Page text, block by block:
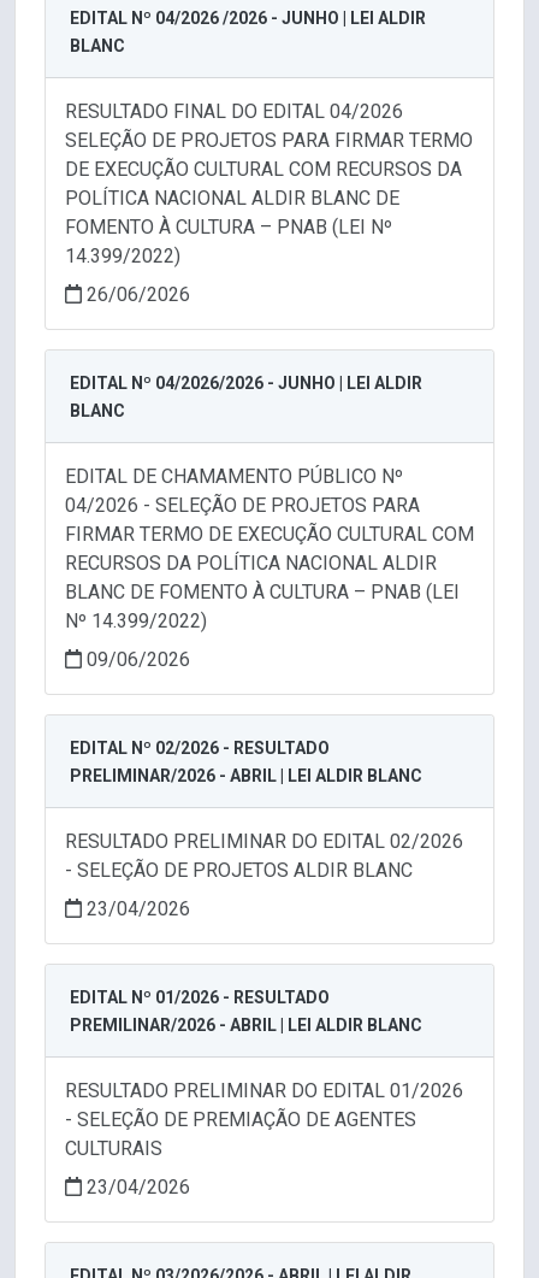
EDITAL Nº 04/2026 /2026 - JUNHO | LEI ALDIR
BLANC
RESULTADO FINAL DO EDITAL 04/2026
SELEÇÃO DE PROJETOS PARA FIRMAR TERMO
DE EXECUÇÃO CULTURAL COM RECURSOS DA
POLÍTICA NACIONAL ALDIR BLANC DE
FOMENTO À CULTURA – PNAB (LEI Nº
14.399/2022)
26/06/2026
EDITAL Nº 04/2026/2026 - JUNHO | LEI ALDIR
BLANC
EDITAL DE CHAMAMENTO PÚBLICO Nº
04/2026 - SELEÇÃO DE PROJETOS PARA
FIRMAR TERMO DE EXECUÇÃO CULTURAL COM
RECURSOS DA POLÍTICA NACIONAL ALDIR
BLANC DE FOMENTO À CULTURA – PNAB (LEI
Nº 14.399/2022)
09/06/2026
EDITAL Nº 02/2026 - RESULTADO
PRELIMINAR/2026 - ABRIL | LEI ALDIR BLANC
RESULTADO PRELIMINAR DO EDITAL 02/2026
- SELEÇÃO DE PROJETOS ALDIR BLANC
23/04/2026
EDITAL Nº 01/2026 - RESULTADO
PREMILINAR/2026 - ABRIL | LEI ALDIR BLANC
RESULTADO PRELIMINAR DO EDITAL 01/2026
- SELEÇÃO DE PREMIAÇÃO DE AGENTES
CULTURAIS
23/04/2026